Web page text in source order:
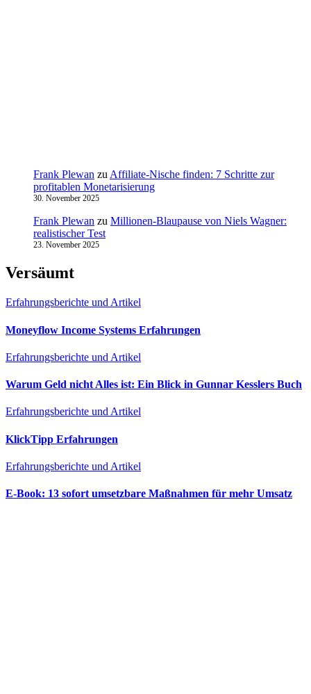
Frank Plewan zu Affiliate-Nische finden: 7 Schritte zur
profitablen Monetarisierung
30. November 2025
Frank Plewan zu Millionen‑Blaupause von Niels Wagner:
realistischer Test
23. November 2025
Versäumt
Erfahrungsberichte und Artikel
Moneyflow Income Systems Erfahrungen
Erfahrungsberichte und Artikel
Warum Geld nicht Alles ist: Ein Blick in Gunnar Kesslers Buch
Erfahrungsberichte und Artikel
KlickTipp Erfahrungen
Erfahrungsberichte und Artikel
E‑Book: 13 sofort umsetzbare Maßnahmen für mehr Umsatz